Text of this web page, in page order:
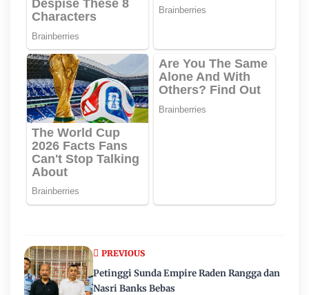
PREVIOUS
Petinggi Sunda Empire Raden Rangga dan
Nasri Banks Bebas